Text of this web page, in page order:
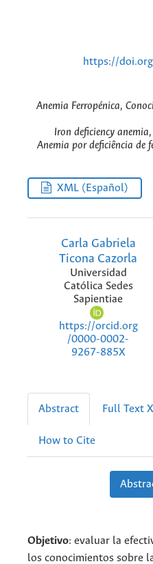
https://
Anemia Ferropénica,
Iron deficiency
Anemia por deficiência de
XML (Español)
Carla Gabriela
Ticona Cazorla
Universidad
Católica Sedes
Sapientiae
https://orcid.org
/0000-0002-
9267-885X
Abstract Full Text
How to Cite
Objetivo: evaluar la
los conocimientos sobre